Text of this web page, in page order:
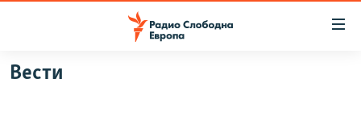
Оди
наВести